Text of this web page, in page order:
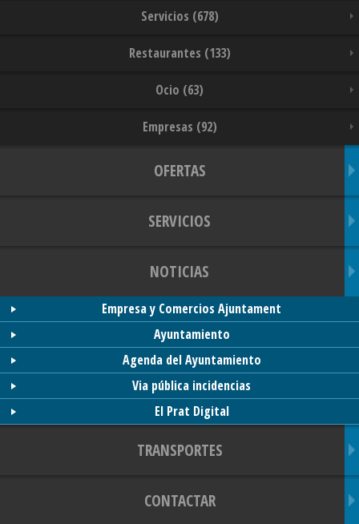
Servicios (678)
Restaurantes (133)
Ocio (63)
Empresas (92)
OFERTAS
SERVICIOS
NOTICIAS
Empresa y Comercios Ajuntament
Ayuntamiento
Agenda del Ayuntamiento
Via pública incidencias
El Prat Digital
TRANSPORTES
CONTACTAR